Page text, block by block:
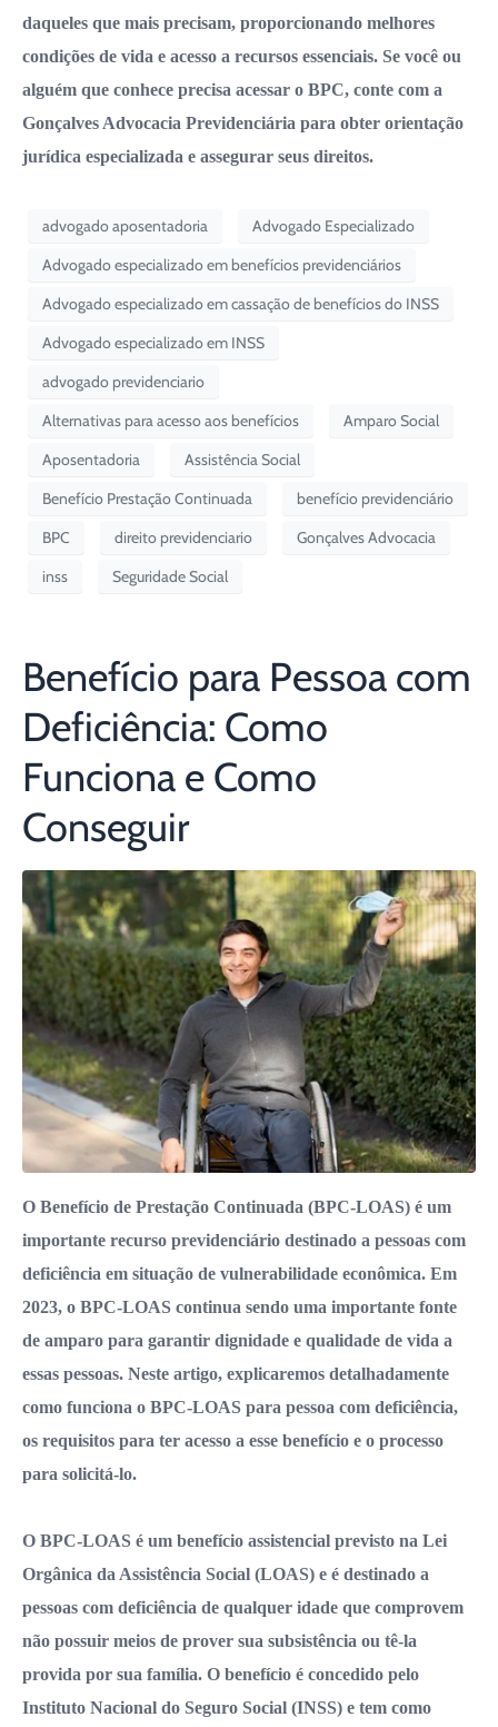
daqueles que mais precisam, proporcionando melhores
condições de vida e acesso a recursos essenciais. Se você ou
alguém que conhece precisa acessar o BPC, conte com a
Gonçalves Advocacia Previdenciária para obter orientação
jurídica especializada e assegurar seus direitos.
advogado aposentadoria
Advogado Especializado
Advogado especializado em benefícios previdenciários
Advogado especializado em cassação de benefícios do INSS
Advogado especializado em INSS
advogado previdenciario
Alternativas para acesso aos benefícios
Amparo Social
Aposentadoria
Assistência Social
Benefício Prestação Continuada
benefício previdenciário
BPC
direito previdenciario
Gonçalves Advocacia
inss
Seguridade Social
Benefício para Pessoa com
Deficiência: Como
Funciona e Como
Conseguir
O Benefício de Prestação Continuada (BPC-LOAS) é um
importante recurso previdenciário destinado a pessoas com
deficiência em situação de vulnerabilidade econômica. Em
2023, o BPC-LOAS continua sendo uma importante fonte
de amparo para garantir dignidade e qualidade de vida a
essas pessoas. Neste artigo, explicaremos detalhadamente
como funciona o BPC-LOAS para pessoa com deficiência,
os requisitos para ter acesso a esse benefício e o processo
para solicitá-lo.
O BPC-LOAS é um benefício assistencial previsto na Lei
Orgânica da Assistência Social (LOAS) e é destinado a
pessoas com deficiência de qualquer idade que comprovem
não possuir meios de prover sua subsistência ou tê-la
provida por sua família. O benefício é concedido pelo
Instituto Nacional do Seguro Social (INSS) e tem como